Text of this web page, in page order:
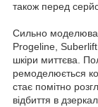
також перед
Сильно
Progeline,
шкіри миттєва.
ремоделюється
стає помітно
відбиття в